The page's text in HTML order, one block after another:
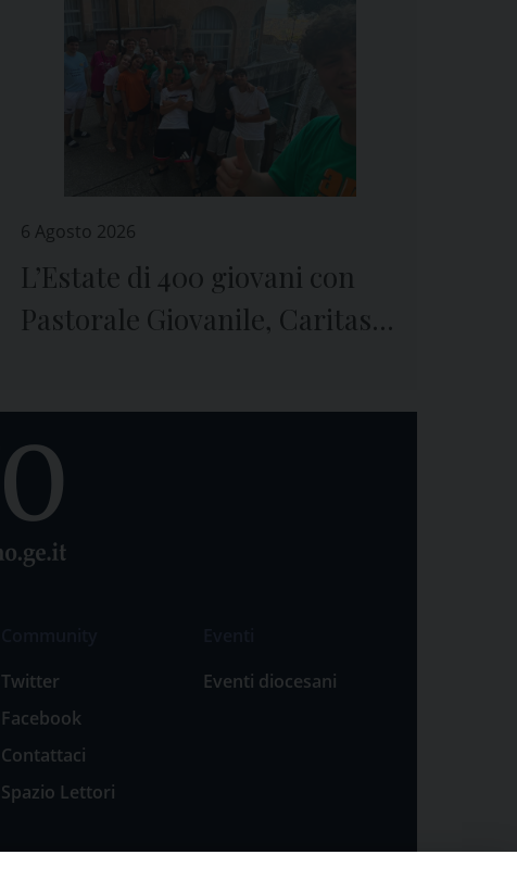
6 Agosto 2026
L’Estate di 400 giovani con
Pastorale Giovanile, Caritas e
Twitter
Facebook
Contattaci
Spazio Lettori
Eventi diocesani